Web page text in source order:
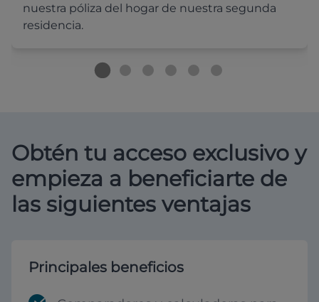
nuestra póliza del hogar de nuestra segunda
residencia.
Obtén tu acceso exclusivo y
empieza a beneficiarte de
las siguientes ventajas
Principales beneficios